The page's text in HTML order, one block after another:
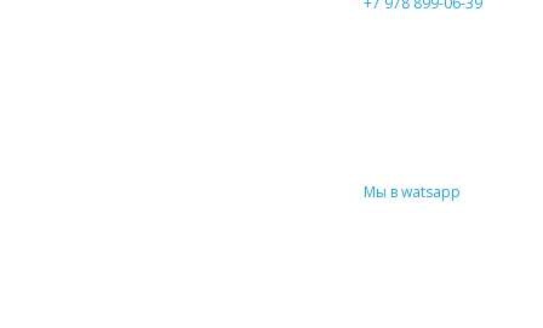
Мы в watsapp